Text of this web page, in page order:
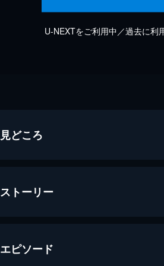
U-NEXTをご利用中／過去に利
見どころ
ストーリー
エピソード